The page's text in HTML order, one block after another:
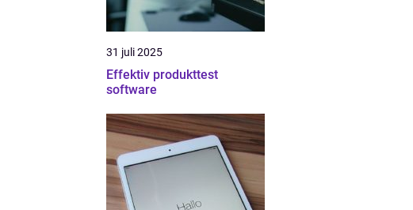
31 juli 2025
Effektiv produkttest
software